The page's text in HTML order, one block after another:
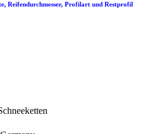
Reifendurchmesser, Profilart und Restprofil